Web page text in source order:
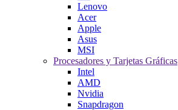
Lenovo
Acer
Apple
Asus
MSI
Procesadores y Tarjetas Gráficas
Intel
AMD
Nvidia
Snapdragon